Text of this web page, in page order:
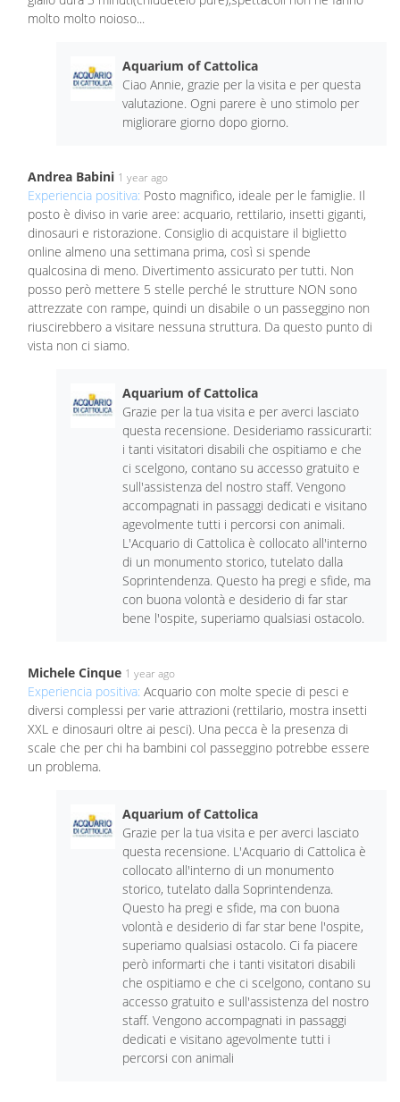
molto molto noioso...
Aquarium of Cattolica
Ciao Annie, grazie per la visita e per questa
valutazione. Ogni parere è uno stimolo per
migliorare giorno dopo giorno.
Andrea Babini 1 year ago
Experiencia positiva: Posto magnifico, ideale per le famiglie. Il
posto è diviso in varie aree: acquario, rettilario, insetti giganti,
dinosauri e ristorazione. Consiglio di acquistare il biglietto
online almeno una settimana prima, così si spende
qualcosina di meno. Divertimento assicurato per tutti. Non
posso però mettere 5 stelle perché le strutture NON sono
attrezzate con rampe, quindi un disabile o un passeggino non
riuscirebbero a visitare nessuna struttura. Da questo punto di
vista non ci siamo.
Aquarium of Cattolica
Grazie per la tua visita e per averci lasciato
questa recensione. Desideriamo rassicurarti:
i tanti visitatori disabili che ospitiamo e che
ci scelgono, contano su accesso gratuito e
sull'assistenza del nostro staff. Vengono
accompagnati in passaggi dedicati e visitano
agevolmente tutti i percorsi con animali.
L'Acquario di Cattolica è collocato all'interno
di un monumento storico, tutelato dalla
Soprintendenza. Questo ha pregi e sfide, ma
con buona volontà e desiderio di far star
bene l'ospite, superiamo qualsiasi ostacolo.
Michele Cinque 1 year ago
Experiencia positiva: Acquario con molte specie di pesci e
diversi complessi per varie attrazioni (rettilario, mostra insetti
XXL e dinosauri oltre ai pesci). Una pecca è la presenza di
scale che per chi ha bambini col passeggino potrebbe essere
un problema.
Aquarium of Cattolica
Grazie per la tua visita e per averci lasciato
questa recensione. L'Acquario di Cattolica è
collocato all'interno di un monumento
storico, tutelato dalla Soprintendenza.
Questo ha pregi e sfide, ma con buona
volontà e desiderio di far star bene l'ospite,
superiamo qualsiasi ostacolo. Ci fa piacere
però informarti che i tanti visitatori disabili
che ospitiamo e che ci scelgono, contano su
accesso gratuito e sull'assistenza del nostro
staff. Vengono accompagnati in passaggi
dedicati e visitano agevolmente tutti i
percorsi con animali